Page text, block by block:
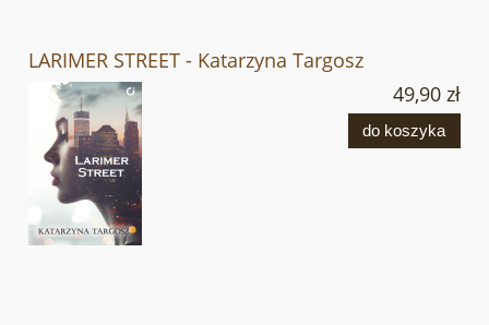
LARIMER STREET - Katarzyna Targosz
49,90 zł
do koszyka